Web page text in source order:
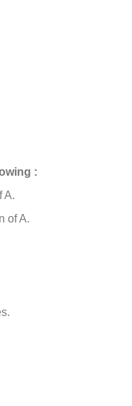
:
A.
of A.